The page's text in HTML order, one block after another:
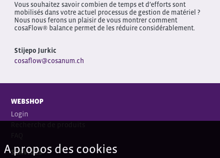
Vous souhaitez savoir combien de temps et d’efforts sont
mobilisés dans votre actuel processus de gestion de matériel ?
Nous nous ferons un plaisir de vous montrer comment
cosaFlow® balance permet de les réduire considérablement.
Stijepo Jurkic
cosaflow@cosanum.ch
WEBSHOP
Login
SERVICES
A propos des cookies